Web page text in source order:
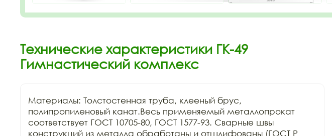
Технические характеристики ГК-49
Гимнастический комплекс
Материалы: Толстостенная труба, клееный брус,
полипропиленовый канат.Весь применяемый металлопрокат
соответствует ГОСТ 10705-80, ГОСТ 1577-93. Сварные швы
конструкций из металла обработаны и отшлифованы (ГОСТ Р